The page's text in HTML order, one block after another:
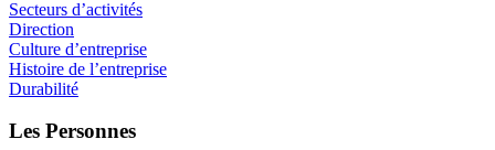
Secteurs d’activités
Direction
Culture d’entreprise
Histoire de l’entreprise
Durabilité
Les Personnes